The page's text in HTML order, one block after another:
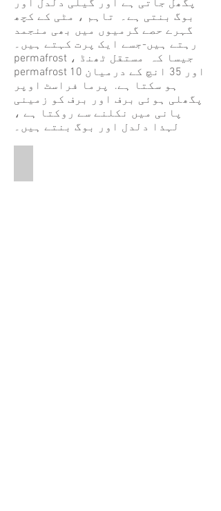
پگھل جاتی ہے اور گیلی دلدل اور
بوگ بنتی ہے۔ تاہم ، مٹی کے کچھ
گہرے حصے گرمیوں میں بھی منجمد
رہتے ہیں-جسے ایک پرت کہتے ہیں۔
permafrost ، جیسا کہ مستقل ٹھنڈ
permafrost 10 اور 35 انچ کے درمیان
ہو سکتا ہے. پرما فراسٹ اوپر
پگھلی ہوئی برف اور برف کو زمینی
پانی میں نکلنے سے روکتا ہے ،